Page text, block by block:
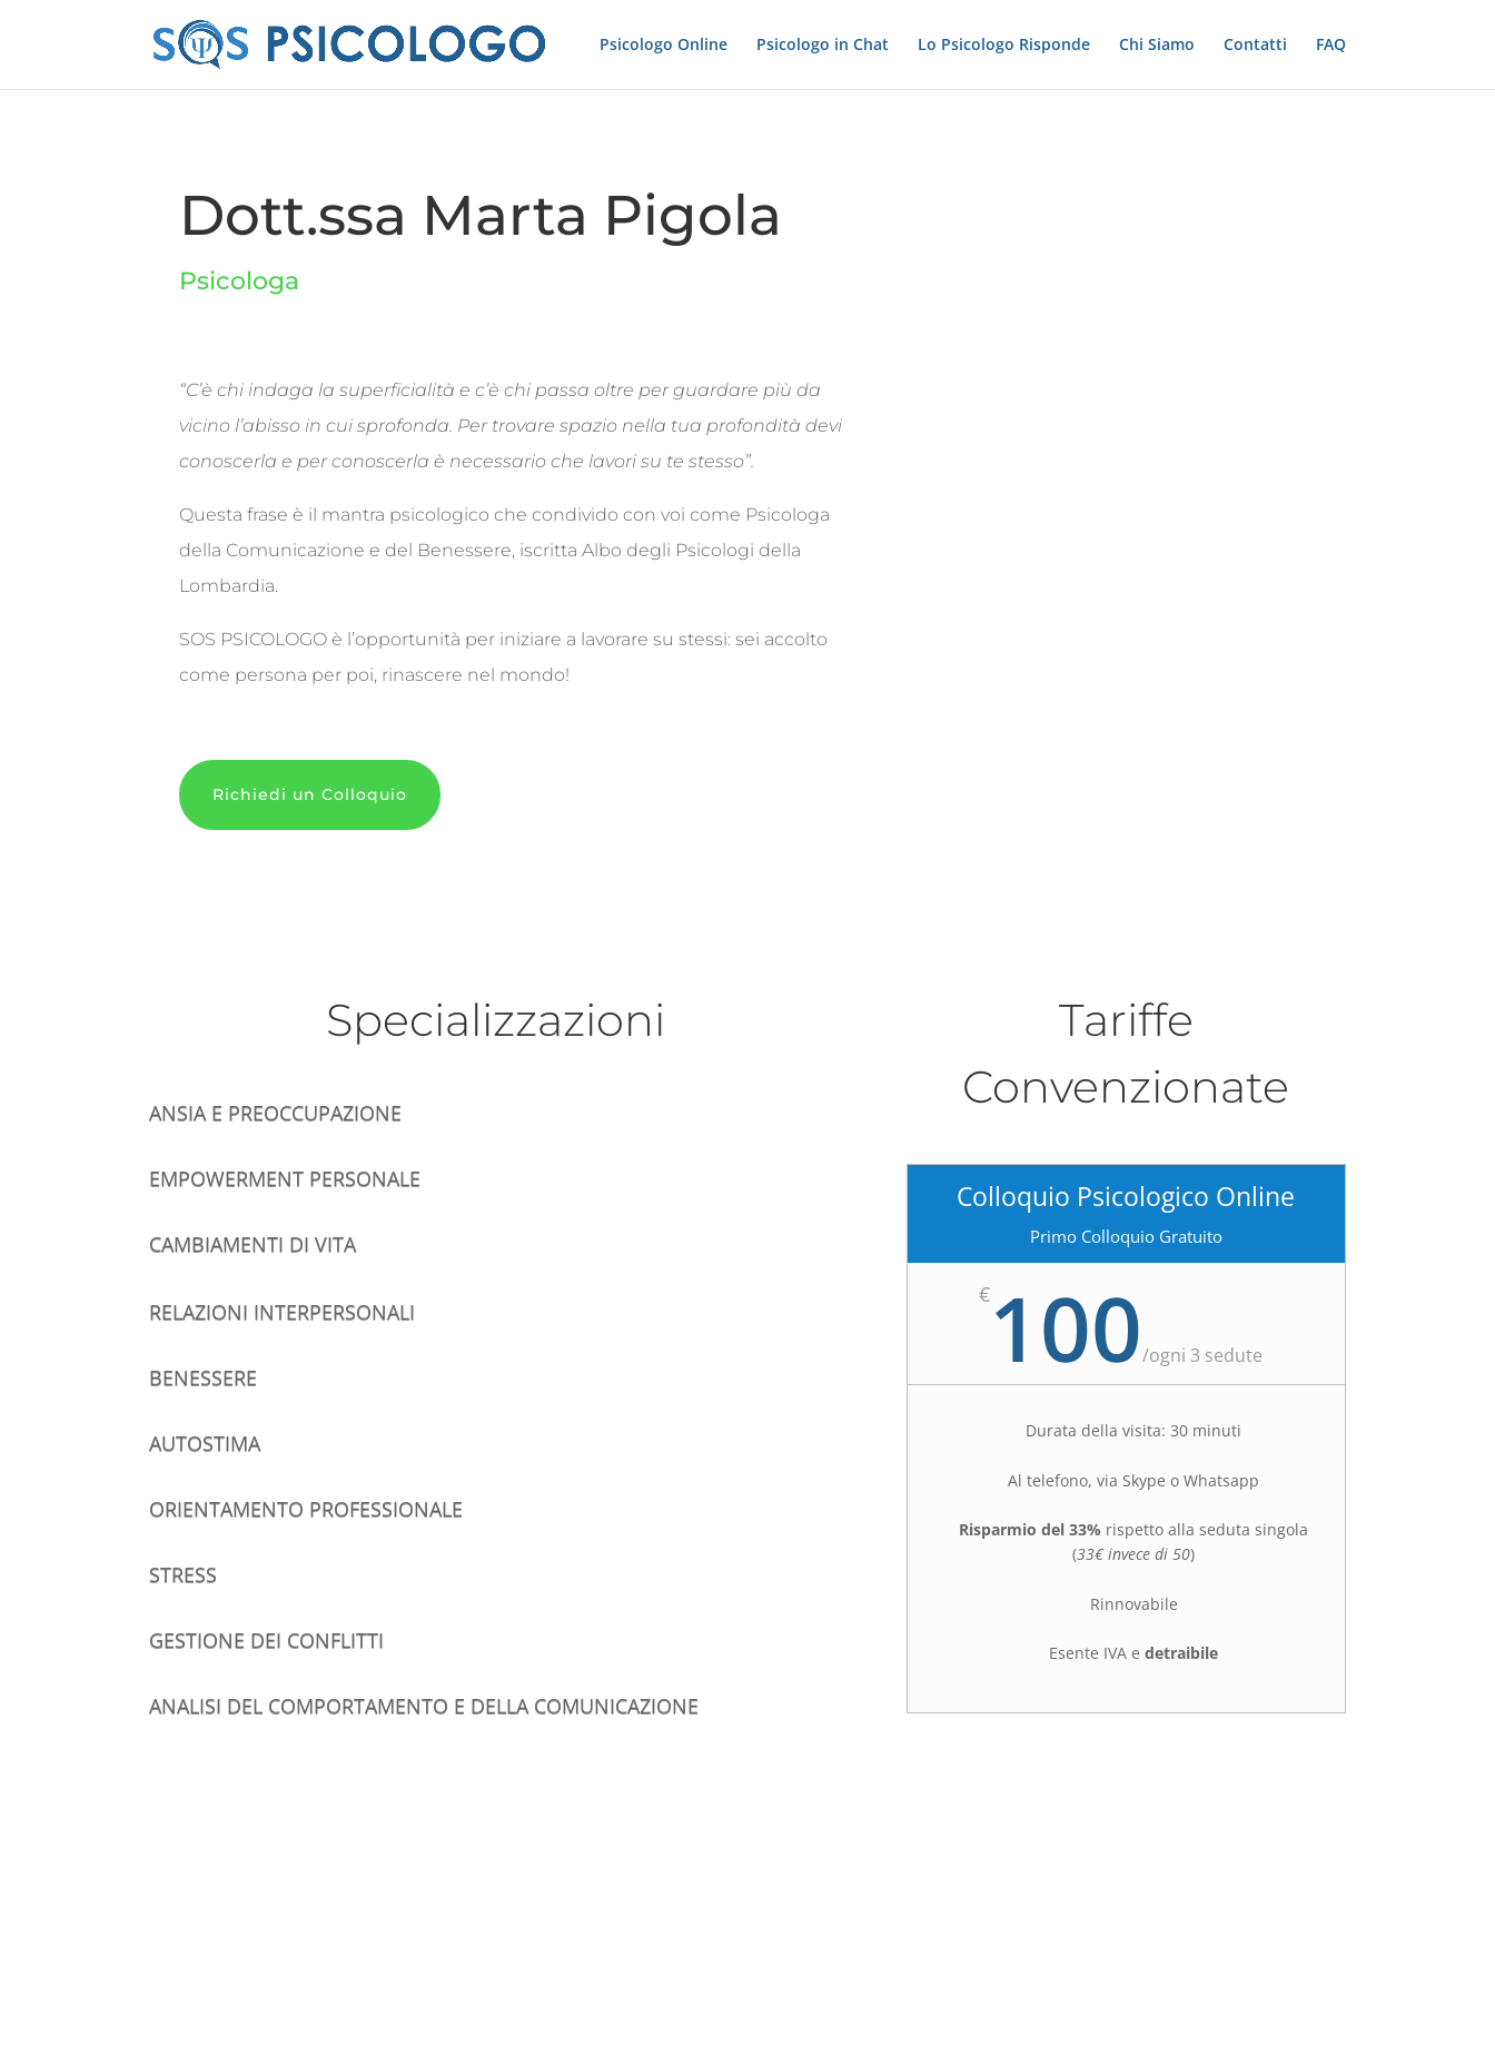
Psicologo Online Psicologo in Chat Lo Psicologo Risponde Chi Siamo Contatti FAQ
Dott.ssa Marta Pigola
Psicologa
“C’è chi indaga la superficialità e c’è chi passa oltre per guardare più da
vicino l’abisso in cui sprofonda. Per trovare spazio nella tua profondità devi
conoscerla e per conoscerla è necessario che lavori su te stesso”.
Questa frase è il mantra psicologico che condivido con voi come Psicologa
della Comunicazione e del Benessere, iscritta Albo degli Psicologi della
Lombardia.
SOS PSICOLOGO è l’opportunità per iniziare a lavorare su stessi: sei accolto
come persona per poi, rinascere nel mondo!
Richiedi un Colloquio
Specializzazioni
ANSIA E PREOCCUPAZIONE
EMPOWERMENT PERSONALE
CAMBIAMENTI DI VITA
RELAZIONI INTERPERSONALI
BENESSERE
AUTOSTIMA
ORIENTAMENTO PROFESSIONALE
STRESS
GESTIONE DEI CONFLITTI
ANALISI DEL COMPORTAMENTO E DELLA COMUNICAZIONE
Tariffe
Convenzionate
Colloquio Psicologico Online
Primo Colloquio Gratuito
€100/ogni 3 sedute
Durata della visita: 30 minuti
Al telefono, via Skype o Whatsapp
Risparmio del 33% rispetto alla seduta singola
(33€ invece di 50)
Rinnovabile
Esente IVA edetraibile